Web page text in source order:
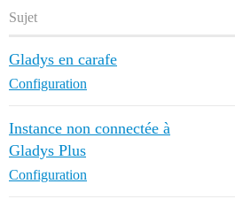
Sujet
Gladys en carafe
Configuration
Instance non connectée à
Gladys Plus
Configuration